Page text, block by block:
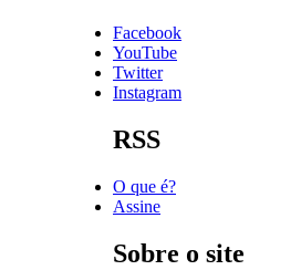
Facebook
YouTube
Twitter
Instagram
RSS
O que é?
Assine
Sobre o site